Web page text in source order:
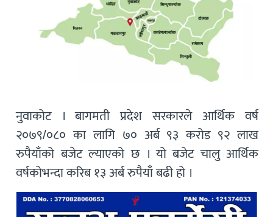
नुवाकोट । बागमती प्रदेश सरकारले आर्थिक वर्ष
२०७९/०८० का लागि ७० अर्ब ९३ करोड ९२ लाख
रुपैयाँको बजेट ल्याएको छ । यो बजेट चालु आर्थिक
वर्षकोभन्दा करिब १३ अर्ब रुपैयाँ बढी हो ।